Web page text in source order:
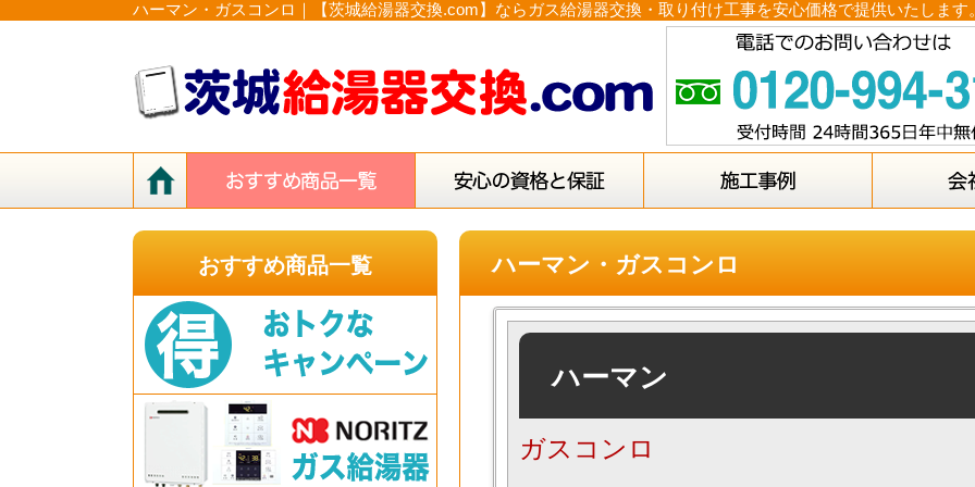
ハーマン・ガスコンロ｜【茨城給湯器交換.com】ならガス給湯器交換・取り付け工事を安心価格で提供いたします
ハーマン・ガスコンロ
ハーマン
ガスコンロ
おすすめ商品一覧